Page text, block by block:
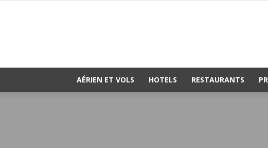
AÉRIEN ET VOLS HOTELS RESTAURANTS